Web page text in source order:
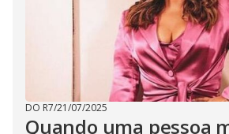
DO R7/21/07/2025
Quando uma pessoa